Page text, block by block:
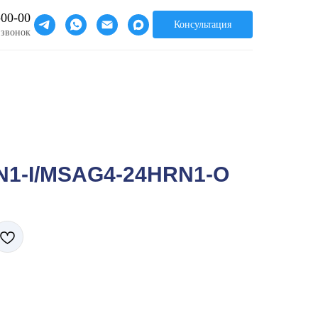
00
звонок
Консультация
I/MSAG4-24HRN1-O